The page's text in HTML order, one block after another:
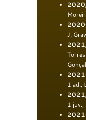
J.
1 ad.,
1 juv.,